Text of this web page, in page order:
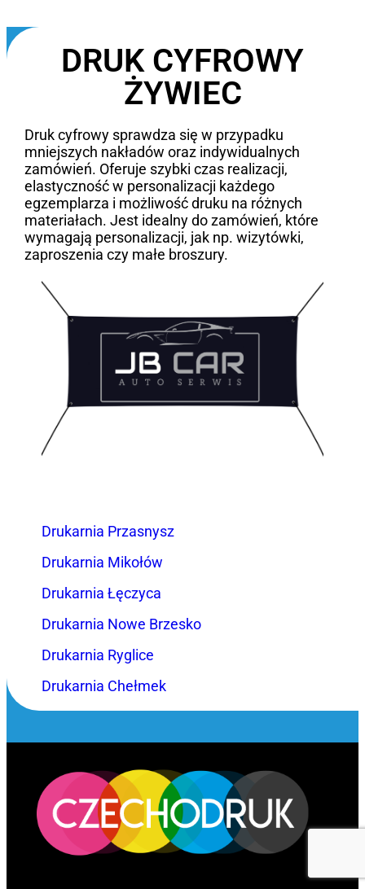
DRUK CYFROWY
ŻYWIEC
Druk cyfrowy sprawdza się w przypadku
mniejszych nakładów oraz indywidualnych
zamówień. Oferuje szybki czas realizacji,
elastyczność w personalizacji każdego
egzemplarza i możliwość druku na różnych
materiałach. Jest idealny do zamówień, które
wymagają personalizacji, jak np. wizytówki,
zaproszenia czy małe broszury.
Drukarnia Przasnysz
Drukarnia Mikołów
Drukarnia Łęczyca
Drukarnia Nowe Brzesko
Drukarnia Ryglice
Drukarnia Chełmek